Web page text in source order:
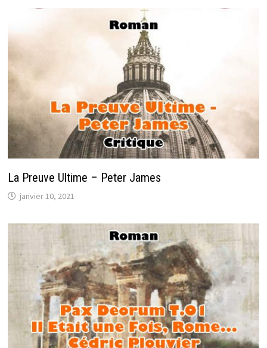
La Preuve Ultime – Peter James
janvier 10, 2021